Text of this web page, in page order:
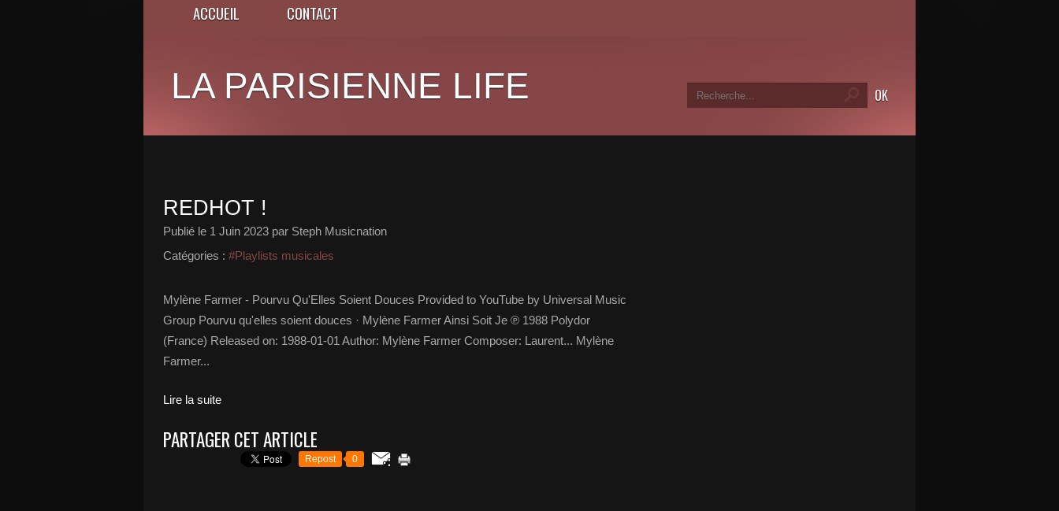
ACCUEIL CONTACT
LA PARISIENNE LIFE
REDHOT !
Publié le 1 Juin 2023 par Steph Musicnation
Catégories : #Playlists musicales
Mylène Farmer - Pourvu Qu'Elles Soient Douces Provided to YouTube by Universal Music
Group Pourvu qu'elles soient douces · Mylène Farmer Ainsi Soit Je ℗ 1988 Polydor
(France) Released on: 1988-01-01 Author: Mylène Farmer Composer: Laurent... Mylène
Farmer...
Lire la suite
PARTAGER CET ARTICLE
Repost 0